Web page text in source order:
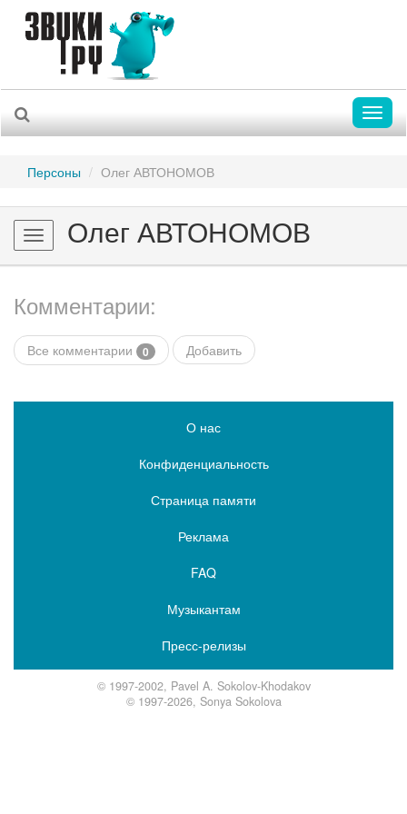
Персоны Олег АВТОНОМОВ
Toggle
navigation
Олег АВТОНОМОВ
Комментарии:
Все комментарии 0 Добавить
О нас
Конфиденциальность
Страница памяти
Реклама
FAQ
Музыкантам
Пресс-релизы
© 1997-2002, Pavel A. Sokolov-Khodakov
© 1997-2026, Sonya Sokolova